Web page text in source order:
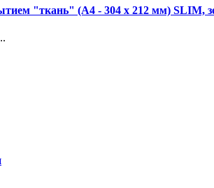
"ткань" (A4 - 304 x 212 мм) SLIM,